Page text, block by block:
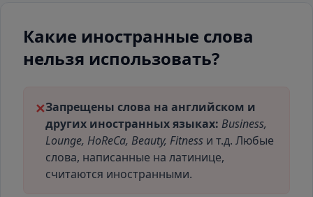
Какие иностранные слова
нельзя использовать?
✕Запрещены слова на английском и
других иностранных языках: Business,
Lounge, HoReCa, Beauty, Fitness и т.д. Любые
слова, написанные на латинице,
считаются иностранными.